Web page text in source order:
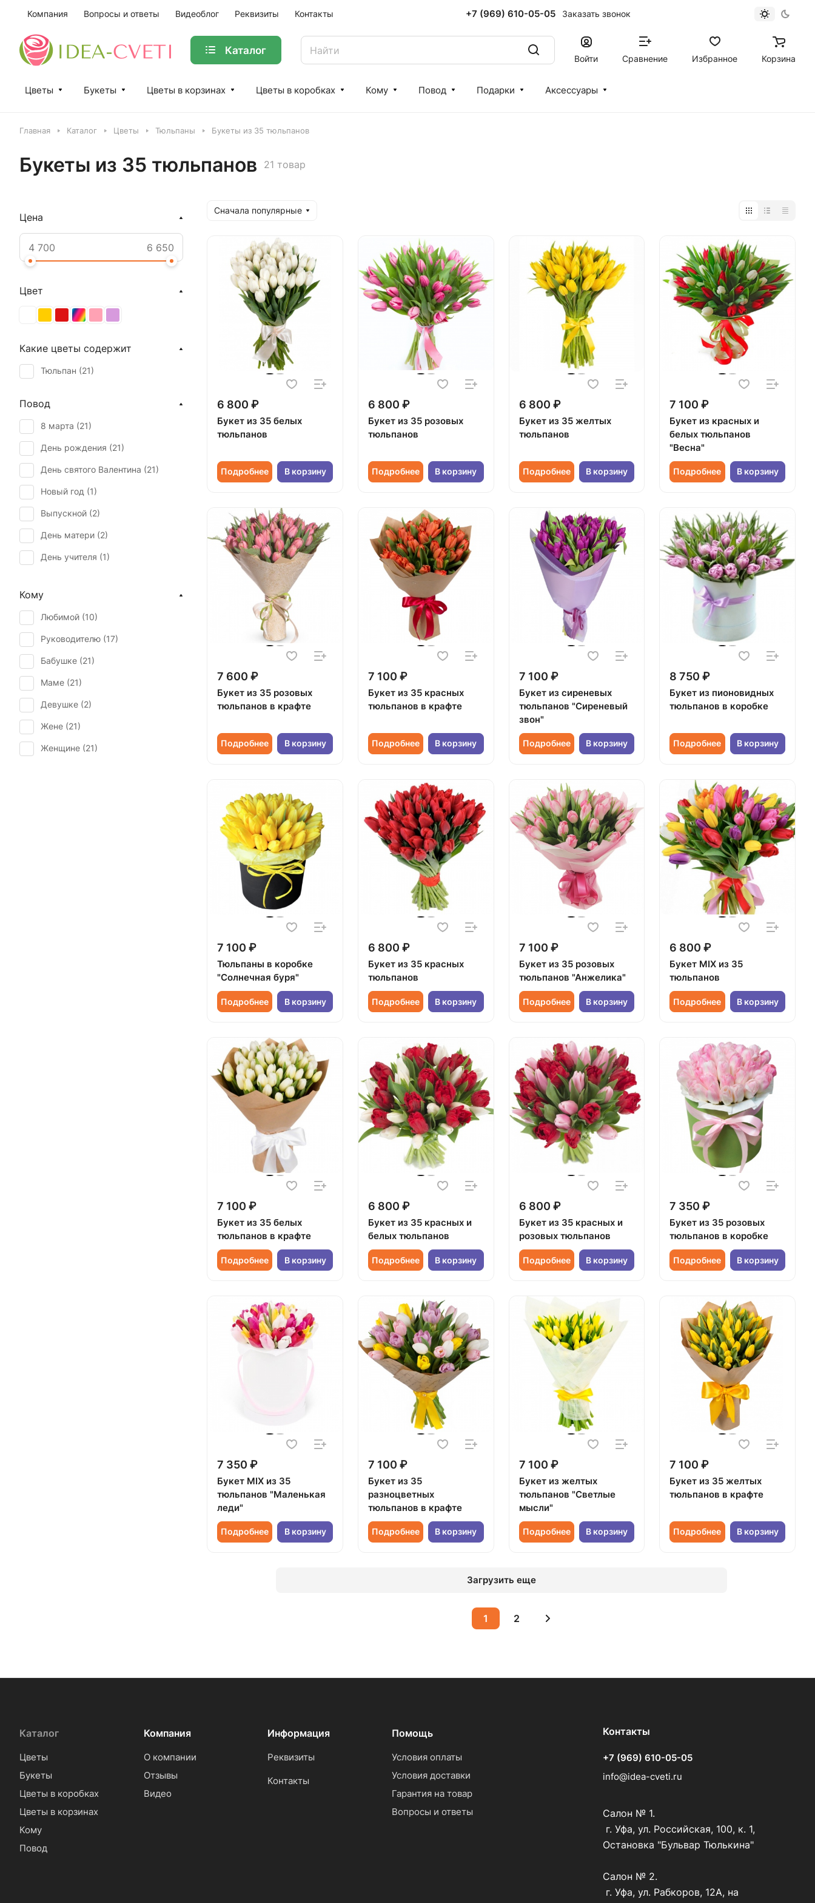
Компания Вопросы и ответы Видеоблог Реквизиты Контакты +7 (969) 610-05-05 Заказать звонок
Каталог
Войти Сравнение Избранное Корзина
Цветы Букеты Цветы в корзинах Цветы в коробках Кому Повод Подарки Аксессуары
Главная Каталог Цветы Тюльпаны Букеты из 35 тюльпанов
Букеты из 35 тюльпанов 21 товар
Сначала популярные
6 800 ₽
Букет из 35 белых
тюльпанов
Подробнее В корзину
6 800 ₽
Букет из 35 розовых
тюльпанов
Подробнее В корзину
6 800 ₽
Букет из 35 желтых
тюльпанов
Подробнее В корзину
7 100 ₽
Букет из красных и
белых тюльпанов
"Весна"
Подробнее В корзину
7 600 ₽
Букет из 35 розовых
тюльпанов в крафте
Подробнее В корзину
7 100 ₽
Букет из 35 красных
тюльпанов в крафте
Подробнее В корзину
7 100 ₽
Букет из сиреневых
тюльпанов "Сиреневый
звон"
Подробнее В корзину
8 750 ₽
Букет из пионовидных
тюльпанов в коробке
Подробнее В корзину
7 100 ₽
Тюльпаны в коробке
"Солнечная буря"
Подробнее В корзину
6 800 ₽
Букет из 35 красных
тюльпанов
Подробнее В корзину
7 100 ₽
Букет из 35 розовых
тюльпанов "Анжелика"
Подробнее В корзину
6 800 ₽
Букет MIX из 35
тюльпанов
Подробнее В корзину
7 100 ₽
Букет из 35 белых
тюльпанов в крафте
Подробнее В корзину
6 800 ₽
Букет из 35 красных и
белых тюльпанов
Подробнее В корзину
6 800 ₽
Букет из 35 красных и
розовых тюльпанов
Подробнее В корзину
7 350 ₽
Букет из 35 розовых
тюльпанов в коробке
Подробнее В корзину
7 350 ₽
Букет MIX из 35
тюльпанов "Маленькая
леди"
Подробнее В корзину
7 100 ₽
Букет из 35
разноцветных
тюльпанов в крафте
Подробнее В корзину
7 100 ₽
Букет из желтых
тюльпанов "Светлые
мысли"
Подробнее В корзину
7 100 ₽
Букет из 35 желтых
тюльпанов в крафте
Подробнее В корзину
Загрузить еще
1 2
Цена
Цвет
Какие цветы содержит
Тюльпан (21)
Повод
8 марта (21)
День рождения (21)
День святого Валентина (21)
Новый год (1)
Выпускной (2)
День матери (2)
День учителя (1)
Последний звонок (
Рождество (1
Татьянин день ( 1)
Юбилей ( 8)
Кому
Любимой (10)
Руководителю (17)
Бабушке (21)
Маме (21)
Девушке (2)
Жене (21)
Женщине (21)
Каталог
Цветы
Букеты
Цветы в коробках
Цветы в корзинах
Кому
Повод
Компания
О компании
Отзывы
Видео
Информация
Реквизиты
Контакты
Помощь
Условия оплаты
Условия доставки
Гарантия на товар
Вопросы и ответы
Контакты
+7 (969) 610-05-05
info@idea-cveti.ru
Салон № 1.
г. Уфа, ул. Российская, 100, к. 1,
Остановка "Бульвар Тюлькина"
Салон № 2.
г. Уфа, ул. Рабкоров, 12А, на